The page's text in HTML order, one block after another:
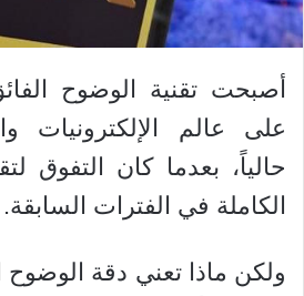
على عالم الإلكترونيات
حالياً، بعدما كان التفوق
الكاملة في الفترات السابقة.